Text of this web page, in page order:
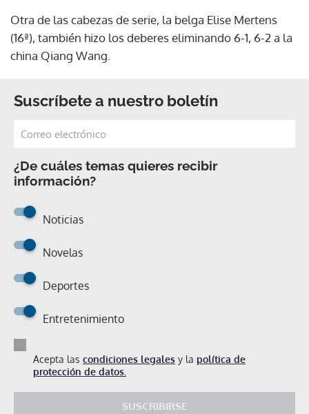
Otra de las cabezas de serie, la belga Elise Mertens
(16ª), también hizo los deberes eliminando 6-1, 6-2 a la
china Qiang Wang.
Suscríbete a nuestro boletín
¿De cuáles temas quieres recibir
información?
Noticias
Novelas
Deportes
Entretenimiento
Acepta las condiciones legales y la política de
protección de datos.
SUSCRIBIRSE